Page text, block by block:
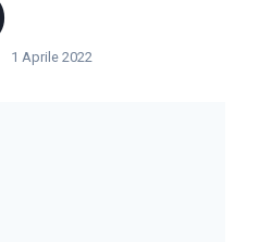
1 Aprile 2022